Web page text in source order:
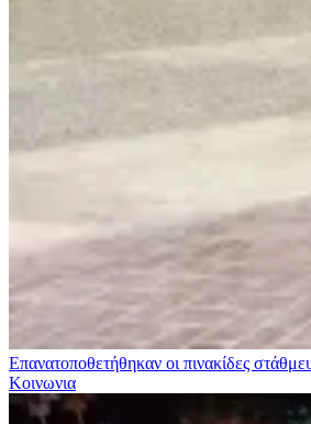
Επανατοποθετήθηκαν οι πινακίδες
Κοινωνια